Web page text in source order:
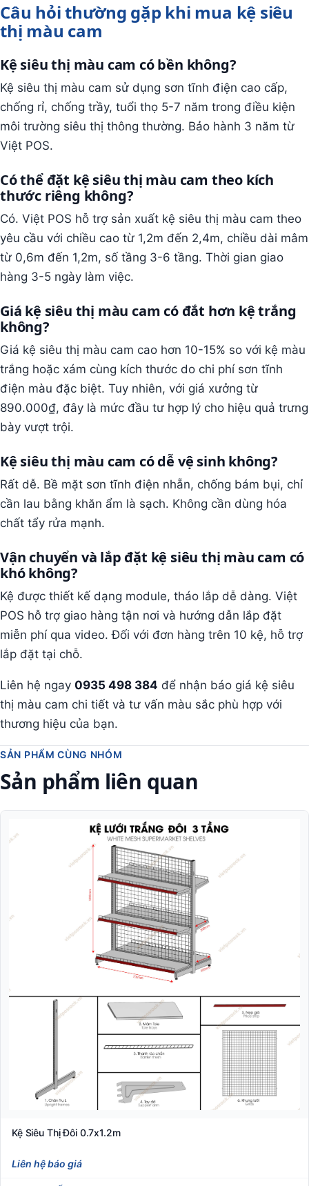
Câu hỏi thường gặp khi mua kệ siêu
thị màu cam
Kệ siêu thị màu cam có bền không?
Kệ siêu thị màu cam sử dụng sơn tĩnh điện cao cấp,
chống rỉ, chống trầy, tuổi thọ 5-7 năm trong điều kiện
môi trường siêu thị thông thường. Bảo hành 3 năm từ
Việt POS.
Có thể đặt kệ siêu thị màu cam theo kích
thước riêng không?
Có. Việt POS hỗ trợ sản xuất kệ siêu thị màu cam theo
yêu cầu với chiều cao từ 1,2m đến 2,4m, chiều dài mâm
từ 0,6m đến 1,2m, số tầng 3-6 tầng. Thời gian giao
hàng 3-5 ngày làm việc.
Giá kệ siêu thị màu cam có đắt hơn kệ trắng
không?
Giá kệ siêu thị màu cam cao hơn 10-15% so với kệ màu
trắng hoặc xám cùng kích thước do chi phí sơn tĩnh
điện màu đặc biệt. Tuy nhiên, với giá xưởng từ
890.000₫, đây là mức đầu tư hợp lý cho hiệu quả trưng
bày vượt trội.
Kệ siêu thị màu cam có dễ vệ sinh không?
Rất dễ. Bề mặt sơn tĩnh điện nhẵn, chống bám bụi, chỉ
cần lau bằng khăn ẩm là sạch. Không cần dùng hóa
chất tẩy rửa mạnh.
Vận chuyển và lắp đặt kệ siêu thị màu cam có
khó không?
Kệ được thiết kế dạng module, tháo lắp dễ dàng. Việt
POS hỗ trợ giao hàng tận nơi và hướng dẫn lắp đặt
miễn phí qua video. Đối với đơn hàng trên 10 kệ, hỗ trợ
lắp đặt tại chỗ.
Liên hệ ngay 0935 498 384 để nhận báo giá kệ siêu
thị màu cam chi tiết và tư vấn màu sắc phù hợp với
thương hiệu của bạn.
SẢN PHẨM CÙNG NHÓM
Sản phẩm liên quan
Kệ Siêu Thị Đôi 0.7x1.2m
Liên hệ báo giá